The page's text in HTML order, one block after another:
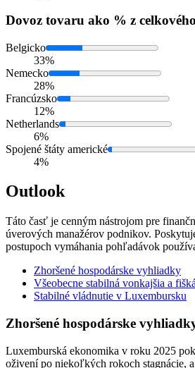
Dovoz tovaru ako % z
Belgicko
33%
Nemecko
28%
Francúzsko
12%
Netherlands
6%
Spojené štáty americké
4%
Outlook
Táto časť je cenným nástrojom pre
úverových manažérov podnikov.
postupoch vymáhania pohľadávok
Zhoršené hospodárske vyhliadky
Všeobecne stabilná vonkajšia a
Stabilné vládnutie v Luxembursku
Zhoršené hospodárske
Luxemburská ekonomika v roku 2025
oživení po niekoľkých rokoch stagnácie,